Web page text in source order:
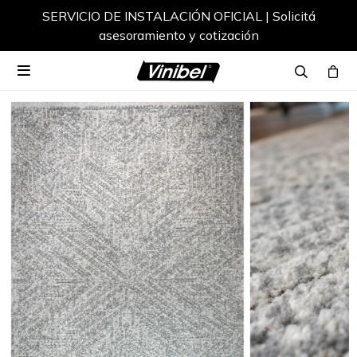
SERVICIO DE INSTALACIÓN OFICIAL | Solicitá
asesoramiento y cotización
